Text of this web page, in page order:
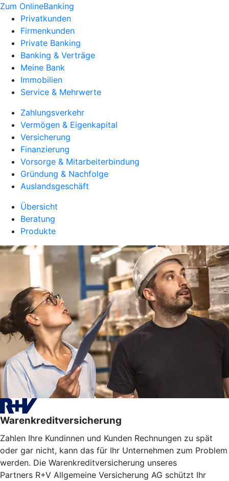
Zum OnlineBanking
Privatkunden
Firmenkunden
Private Banking
Banking & Verträge
Meine Bank
Immobilien
Service & Mehrwerte
Zahlungsverkehr
Vermögen & Eigenkapital
Versicherung
Finanzierung
Vorsorge & Mitarbeiterbindung
Gründung & Nachfolge
Auslandsgeschäft
Übersicht
Beratung
Produkte
Warenkreditversicherung
Zahlen Ihre Kundinnen und Kunden Rechnungen zu spät
oder gar nicht, kann das für Ihr Unternehmen zum Problem
werden. Die Warenkreditversicherung unseres
Partners R+V Allgemeine Versicherung AG schützt Ihr